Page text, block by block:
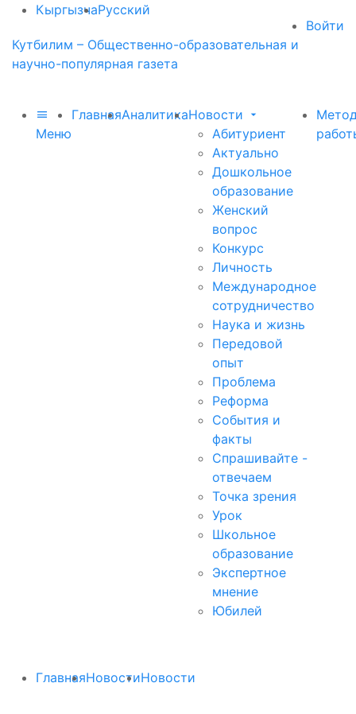
КыргызчаРусский
Войти
Кутбилим – Общественно-образовательная и
научно-популярная газета
Меню
ГлавнаяАналитикаНовости
Абитуриент
Актуально
Дошкольное
образование
Женский
вопрос
Конкурс
Личность
Международное
сотрудничество
Наука и жизнь
Передовой
опыт
Проблема
Реформа
События и
факты
Спрашивайте -
отвечаем
Точка зрения
Урок
Школьное
образование
Экспертное
мнение
Юбилей
ГлавнаяНовостиНовости